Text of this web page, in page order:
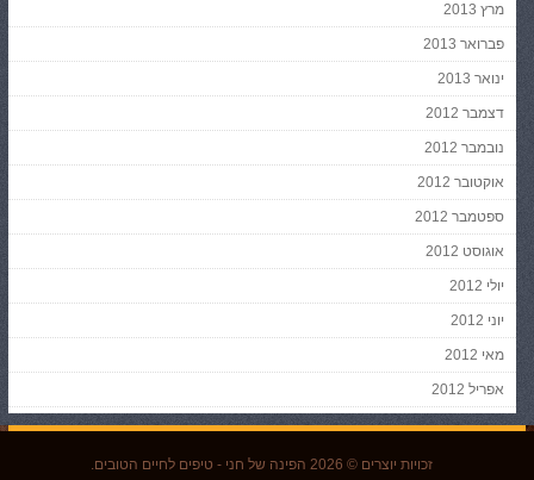
מרץ 2013
פברואר 2013
ינואר 2013
דצמבר 2012
נובמבר 2012
אוקטובר 2012
ספטמבר 2012
אוגוסט 2012
יולי 2012
יוני 2012
מאי 2012
אפריל 2012
זכויות יוצרים © 2026 הפינה של חני - טיפים לחיים הטובים.